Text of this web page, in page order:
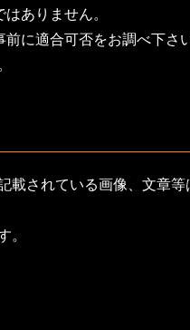
ありません。
に適合可否をお調べ下さ
されている画像、文章